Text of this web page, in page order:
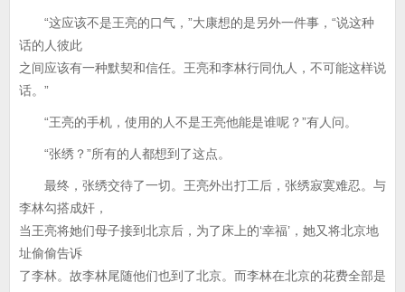
“这应该不是王亮的口气，”大康想的是另外一件事，“说这种
话的人彼此
之间应该有一种默契和信任。王亮和李林行同仇人，不可能这样说
话。”
“王亮的手机，使用的人不是王亮他能是谁呢？”有人问。
“张绣？”所有的人都想到了这点。
最终，张绣交待了一切。王亮外出打工后，张绣寂寞难忍。与
李林勾搭成奸，
当王亮将她们母子接到北京后，为了床上的‘幸福’，她又将北京地
址偷偷告诉
了李林。故李林尾随他们也到了北京。而李林在北京的花费全部是